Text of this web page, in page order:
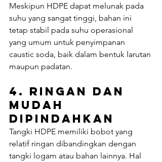
Meskipun HDPE dapat melunak pada
suhu yang sangat tinggi, bahan ini
tetap stabil pada suhu operasional
yang umum untuk penyimpanan
caustic soda, baik dalam bentuk larutan
maupun padatan.
4. Ringan dan
Mudah
Dipindahkan
Tangki HDPE memiliki bobot yang
relatif ringan dibandingkan dengan
tangki logam atau bahan lainnya. Hal